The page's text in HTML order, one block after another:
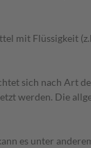
mit Flüssigkeit
sich nach Art
werden. Die
es unter